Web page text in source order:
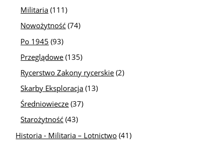
Militaria (111)
Nowożytność (74)
Po 1945 (93)
Przeglądowe (135)
Rycerstwo Zakony rycerskie (2)
Skarby Eksploracja (13)
Średniowiecze (37)
Starożytność (43)
Historia - Militaria – Lotnictwo (41)